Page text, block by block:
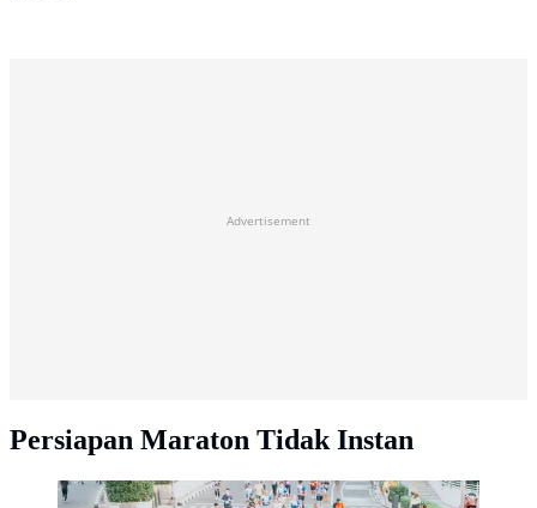
Advertisement
Persiapan Maraton Tidak Instan
Ilustrasi lari maraton dan half marathon (Ist)